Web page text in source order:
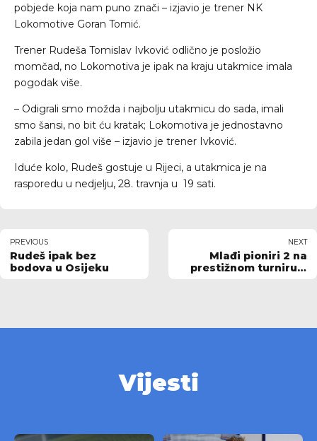
pobjede koja nam puno znači – izjavio je trener NK
Lokomotive Goran Tomić.
Trener Rudeša Tomislav Ivković odlično je posložio
momčad, no Lokomotiva je ipak na kraju utakmice imala
pogodak više.
– Odigrali smo možda i najbolju utakmicu do sada, imali
smo šansi, no bit ću kratak; Lokomotiva je jednostavno
zabila jedan gol više – izjavio je trener Ivković.
Iduće kolo, Rudeš gostuje u Rijeci, a utakmica je na
rasporedu u nedjelju, 28. travnja u 19 sati.
PREVIOUS
Rudeš ipak bez
bodova u Osijeku
NEXT
Mlađi pioniri 2 na
prestižnom turniru u
Vijesti